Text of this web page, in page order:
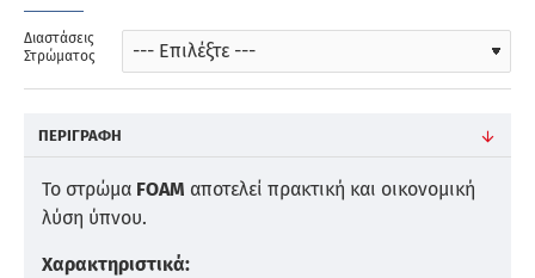
Διαστάσεις
Στρώματος
ΠΕΡΙΓΡΑΦΉ
Το στρώμα FOAM αποτελεί πρακτική και οικονομική
λύση ύπνου.
Χαρακτηριστικά: